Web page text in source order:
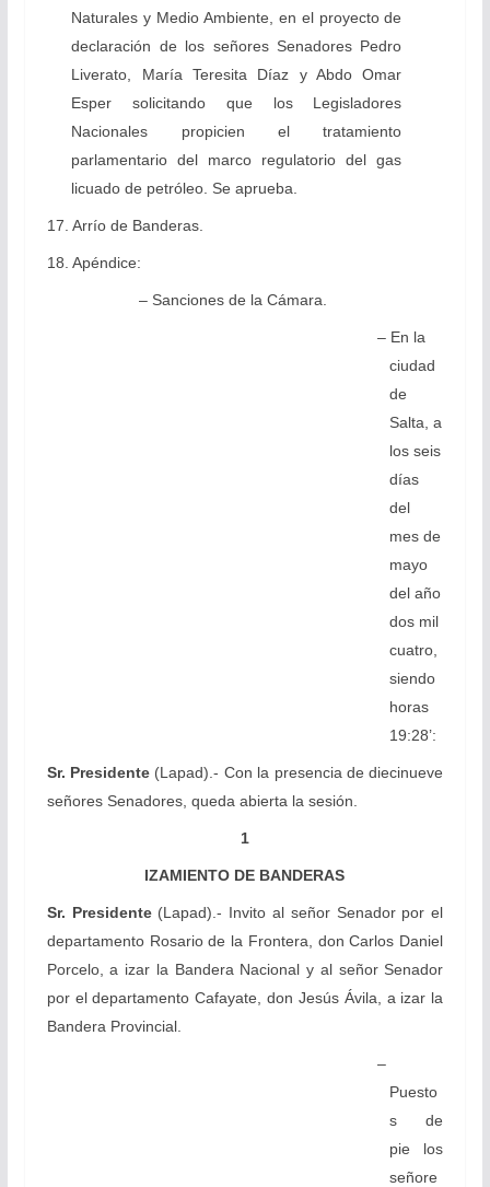
Naturales y Medio Ambiente, en el proyecto de
declaración de los señores Senadores Pedro
Liverato, María Teresita Díaz y Abdo Omar
Esper solicitando que los Legisladores
Nacionales propicien el tratamiento
parlamentario del marco regulatorio del gas
licuado de petróleo. Se aprueba.
17. Arrío de Banderas.
18. Apéndice:
– Sanciones de la Cámara.
– En la
ciudad
de
Salta, a
los seis
días
del
mes de
mayo
del año
dos mil
cuatro,
siendo
horas
19:28’:
Sr. Presidente (Lapad).- Con la presencia de diecinueve
señores Senadores, queda abierta la sesión.
1
IZAMIENTO DE BANDERAS
Sr. Presidente(Lapad).- Invito al señor Senador por el
departamento Rosario de la Frontera, don Carlos Daniel
Porcelo, a izar la Bandera Nacional y al señor Senador
por el departamento Cafayate, don Jesús Ávila, a izar la
Bandera Provincial.
–
Puesto
s de
pie los
señore